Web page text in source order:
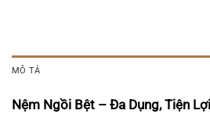
MÔ TẢ
Nệm Ngồi Bệt – Đa Dụng, Tiện